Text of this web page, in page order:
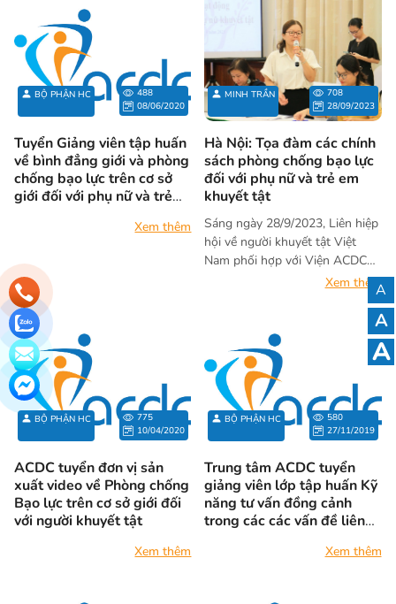
thành trong khuôn khổ dự án
Hòa nhập 1.
BỘ PHẬN HC
488
08/06/2020
Tuyển Giảng viên tập huấn
về bình đẳng giới và phòng
chống bạo lực trên cơ sở
giới đối với phụ nữ và trẻ
Xem thêm
MINH TRẦN
708
28/09/2023
Hà Nội: Tọa đàm các chính
sách phòng chống bạo lực
đối với phụ nữ và trẻ em
khuyết tật
Sáng ngày 28/9/2023, Liên hiệp
hội về người khuyết tật Việt
Nam phối hợp với Viện ACDC
tổ chức toạ đàm “Các chính
tật”. Hoạt động diễn ra trong
khuôn khổ Đại hội Đại biểu toàn
quốc của Liên hiệp hội về người
khuyết tật Việt Nam, lần thứ III
– Nhiệm kỳ 2023 - 2028.
Xem thêm
BỘ PHẬN HC
775
10/04/2020
ACDC tuyển đơn vị sản
xuất video về Phòng chống
Bạo lực trên cơ sở giới đối
với người khuyết tật
Xem thêm
BỘ PHẬN HC
580
27/11/2019
Trung tâm ACDC tuyển
giảng viên lớp tập huấn Kỹ
năng tư vấn đồng cảnh
trong các các vấn đề liên
Xem thêm
A
A
A